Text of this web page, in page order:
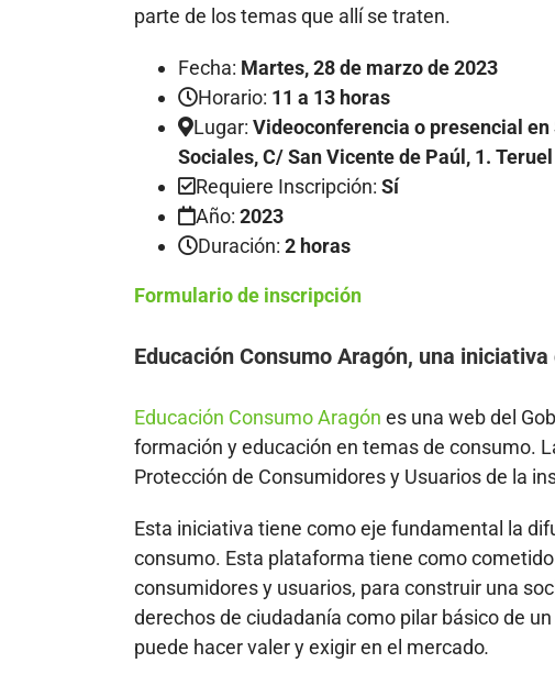
parte de los temas que allí se traten.
Fecha: Martes, 28 de marzo de 2023
Horario: 11 a 13 horas
Lugar: Videoconferencia o presencial
Sociales, C/ San Vicente de Paúl, 1. Teruel
Requiere Inscripción: Sí
Año: 2023
Duración: 2 horas
Formulario de inscripción
Educación Consumo Aragón, una
Educación Consumo Aragón es una web del
formación y educación en temas de consumo.
Protección de Consumidores y Usuarios de la
Esta iniciativa tiene como eje fundamental la
consumo. Esta plataforma tiene como
consumidores y usuarios, para construir una
derechos de ciudadanía como pilar básico de
puede hacer valer y exigir en el mercado.